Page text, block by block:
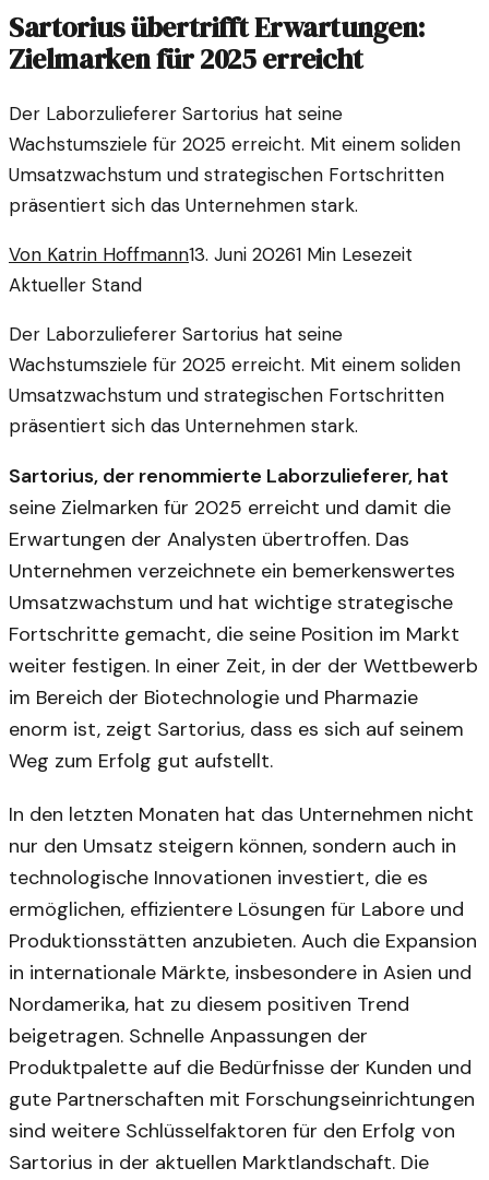
Sartorius übertrifft Erwartungen:
Zielmarken für 2025 erreicht
Der Laborzulieferer Sartorius hat seine
Wachstumsziele für 2025 erreicht. Mit einem soliden
Umsatzwachstum und strategischen Fortschritten
präsentiert sich das Unternehmen stark.
Von Katrin Hoffmann13. Juni 20261 Min Lesezeit
Aktueller Stand
Der Laborzulieferer Sartorius hat seine
Wachstumsziele für 2025 erreicht. Mit einem soliden
Umsatzwachstum und strategischen Fortschritten
präsentiert sich das Unternehmen stark.
Sartorius, der renommierte Laborzulieferer, hat
seine Zielmarken für 2025 erreicht und damit die
Erwartungen der Analysten übertroffen. Das
Unternehmen verzeichnete ein bemerkenswertes
Umsatzwachstum und hat wichtige strategische
Fortschritte gemacht, die seine Position im Markt
weiter festigen. In einer Zeit, in der der Wettbewerb
im Bereich der Biotechnologie und Pharmazie
enorm ist, zeigt Sartorius, dass es sich auf seinem
Weg zum Erfolg gut aufstellt.
In den letzten Monaten hat das Unternehmen nicht
nur den Umsatz steigern können, sondern auch in
technologische Innovationen investiert, die es
ermöglichen, effizientere Lösungen für Labore und
Produktionsstätten anzubieten. Auch die Expansion
in internationale Märkte, insbesondere in Asien und
Nordamerika, hat zu diesem positiven Trend
beigetragen. Schnelle Anpassungen der
Produktpalette auf die Bedürfnisse der Kunden und
gute Partnerschaften mit Forschungseinrichtungen
sind weitere Schlüsselfaktoren für den Erfolg von
Sartorius in der aktuellen Marktlandschaft. Die